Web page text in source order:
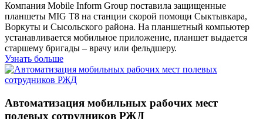
Компания Mobile Inform Group поставила защищенные
планшеты MIG T8 на станции скорой помощи Сыктывкара,
Воркуты и Сысольского района. На планшетный компьютер
устанавливается мобильное приложение, планшет выдается
старшему бригады – врачу или фельдшеру.
Узнать больше
Автоматизация мобильных рабочих мест
полевых сотрудников РЖД